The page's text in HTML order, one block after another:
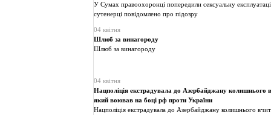
У Сумах правоохоронці попередили сексуальну
сутенерці повідомлено про підозру
04 квітня
Шлюб за винагороду
Шлюб за винагороду
04 квітня
Нацполіція екстрадувала до Азербайджану колишнього
який воював на боці рф проти України
Нацполіція екстрадувала до Азербайджану колишнього